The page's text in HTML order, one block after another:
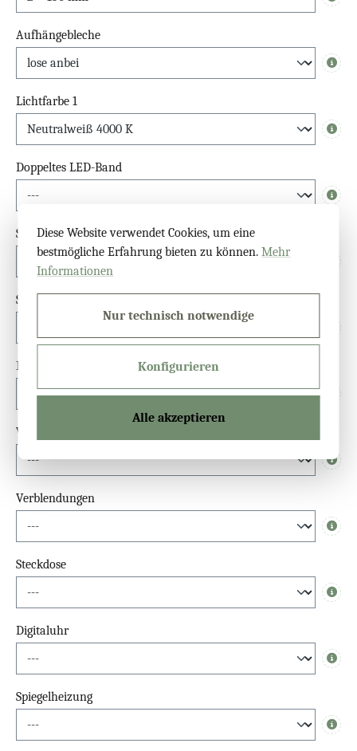
Info
Aufhängebleche
Info
Lichtfarbe 1
Info
Doppeltes LED-Band
Info
Schalter
Sensor
Dimmfunktion
Waschbeckenlicht-Spiegel
Info
Verblendungen
Info
Steckdose
Info
Digitaluhr
Info
Spiegelheizung
Info
Diese Website verwendet Cookies, um eine
bestmögliche Erfahrung bieten zu können.Mehr
Informationen
Nur technisch notwendige
Konfigurieren
Alle akzeptieren